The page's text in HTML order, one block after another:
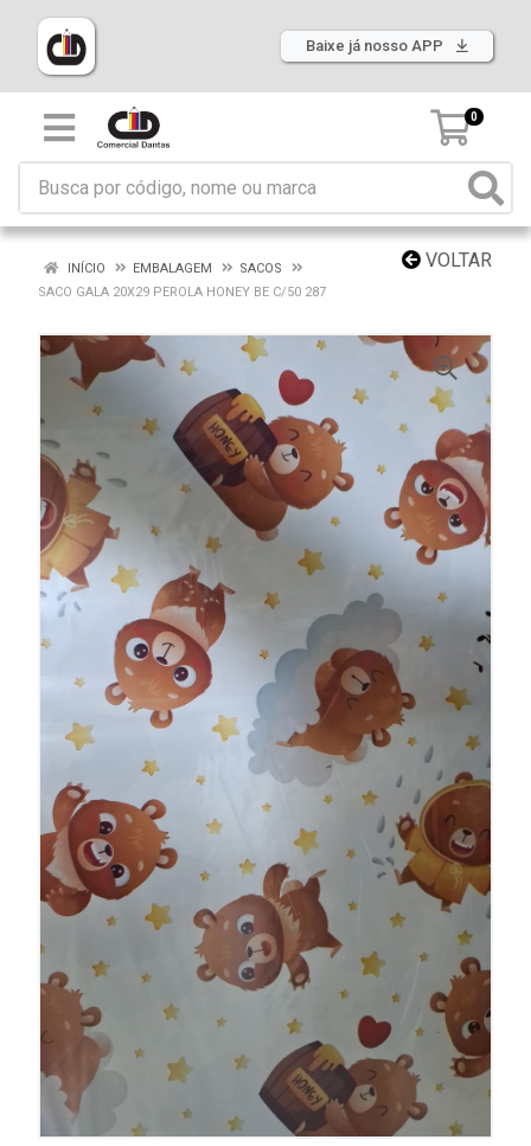
Baixe já nosso APP
0
VOLTAR
INÍCIO EMBALAGEM
SACOS
SACO GALA 20X29 PEROLA HONEY BE C/50 287